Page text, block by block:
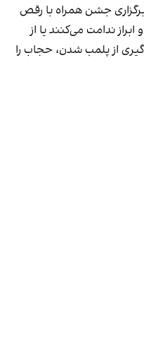
جشن همراه با رقص
ندامت می‌کنند یا از
از پلمب شدن، حجاب را